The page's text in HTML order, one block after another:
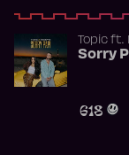
Topicft.
Sorry
618